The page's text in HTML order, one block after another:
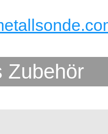
Zubehör